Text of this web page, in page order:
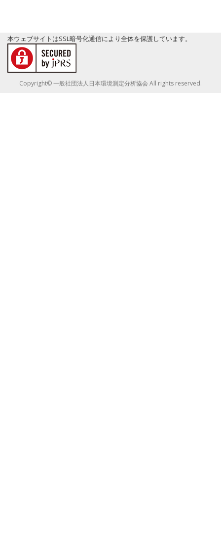
本ウェブサイトはSSL暗号化通信により全体を保護しています。
Copyright© 一般社団法人日本環境測定分析協会 All rights reserved.